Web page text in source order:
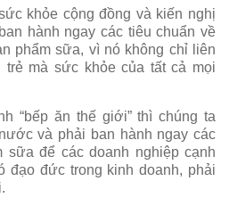
khỏe cộng đồng và kiến nghị
hành ngay các tiêu chuẩn về
phẩm sữa, vì nó không chỉ liên
mà sức khỏe của tất cả mọi
“bếp ăn thế giới” thì chúng ta
và phải ban hành ngay các
sữa để các doanh nghiệp cạnh
đạo đức trong kinh doanh, phải